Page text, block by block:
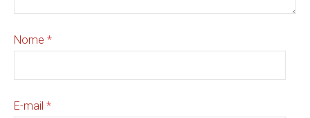
Nome *
E-mail *